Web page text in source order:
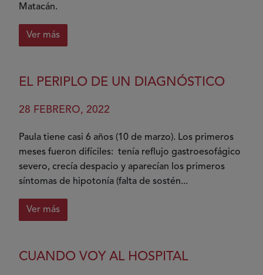
Matacán.
Ver más
sobre
doy
gracias
EL PERIPLO DE UN DIAGNÓSTICO
28 FEBRERO, 2022
Paula tiene casi 6 años (10 de marzo). Los primeros
meses fueron difíciles: tenía reflujo gastroesofágico
severo, crecía despacio y aparecían los primeros
síntomas de hipotonía (falta de sostén...
Ver más
sobre
periplo
CUANDO VOY AL HOSPITAL